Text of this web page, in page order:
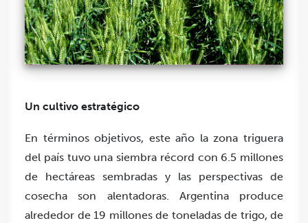
Un cultivo estratégico
En términos objetivos, este año la zona triguera
del país tuvo una siembra récord con 6.5 millones
de hectáreas sembradas y las perspectivas de
cosecha son alentadoras. Argentina produce
alrededor de 19 millones de toneladas de trigo, de